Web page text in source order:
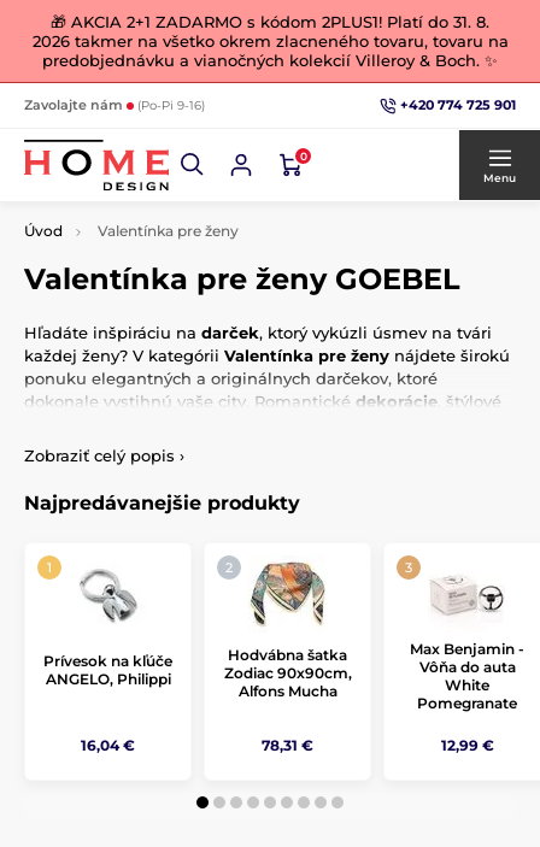
🎁 AKCIA 2+1 ZADARMO s kódom 2PLUS1! Platí do 31. 8.
2026 takmer na všetko okrem zlacneného tovaru, tovaru na
predobjednávku a vianočných kolekcií Villeroy & Boch. ✨
Zavolajte nám (Po-Pi 9-16) +420 774 725 901
0
Menu
Úvod Valentínka pre ženy
Valentínka pre ženy GOEBEL
Hľadáte inšpiráciu na darček, ktorý vykúzli úsmev na tvári
každej ženy? V kategórii Valentínka pre ženy nájdete širokú
ponuku elegantných a originálnych darčekov, ktoré
dokonale vystihnú vaše city. Romantické dekorácie , štýlové
dizajnom – všetko je starostlivo vybrané tak, aby oslovilo
ženy, ktoré majú zmysel pre detail a krásu. Prekvapte svoju
partnerku, mamičku alebo kamarátku niečím výnimočným a
urobte z tohtoročného Valentínanezabudnuteľný zážitok
Zobraziť celý popis ›
Najpredávanejšie produkty
Prívesok na kľúče
ANGELO, Philippi
16,04 €
Hodvábna šatka
Zodiac 90x90cm,
Alfons Mucha
78,31 €
Max Benjamin -
Vôňa do auta
White
Pomegranate
12,99 €